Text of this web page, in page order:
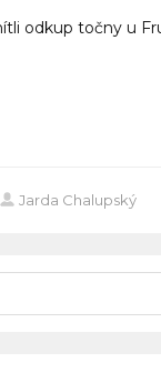
odkup točny u
Jarda Chalupský